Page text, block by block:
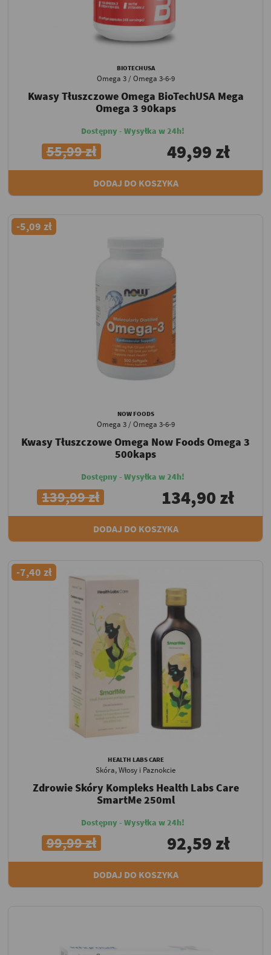
BIOTECHUSA
Omega 3 / Omega 3-6-9
Kwasy Tłuszczowe Omega BioTechUSA Mega
Omega 3 90kaps
Dostępny - Wysyłka w 24h!
55,99 zł 49,99 zł
DODAJ DO KOSZYKA
-5,09 zł
NOW FOODS
Omega 3 / Omega 3-6-9
Kwasy Tłuszczowe Omega Now Foods Omega 3
500kaps
Dostępny - Wysyłka w 24h!
139,99 zł 134,90 zł
DODAJ DO KOSZYKA
-7,40 zł
HEALTH LABS CARE
Skóra, Włosy i Paznokcie
Zdrowie Skóry Kompleks Health Labs Care
SmartMe 250ml
Dostępny - Wysyłka w 24h!
99,99 zł 92,59 zł
DODAJ DO KOSZYKA